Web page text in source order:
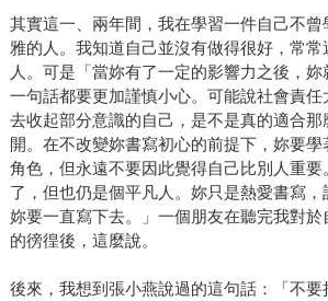
其實這一、兩年間，我在學習一件自己不
雅的人。我知道自己並沒有做得很好，常常
人。可是「當妳有了一定的影響力之後，
一句話都要更加謹慎小心。可能說社會責
去收起部分意識的自己，是不是真的適合
開。在不改變妳書寫初心的前提下，妳要
角色，但永遠不要因此覺得自己比別人重要
了，但也仍是個平凡人。妳只是熱愛書寫，
妳要一直寫下去。」一個朋友在聽完我對
的徬徨後，這麼說。
後來，我想到張小燕說過的這句話：「不